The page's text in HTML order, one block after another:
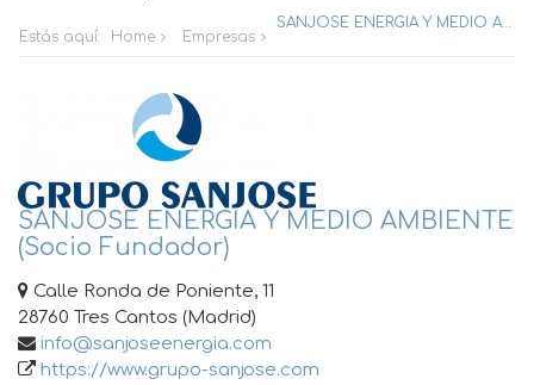
Estás aquí: Home Empresas
SANJOSE ENERGIA Y MEDIO AMBIENTE
(Socio Fundador)
Calle Ronda de Poniente, 11
28760 Tres Cantos (Madrid)
info@sanjoseenergia.com
https://www.grupo-sanjose.com